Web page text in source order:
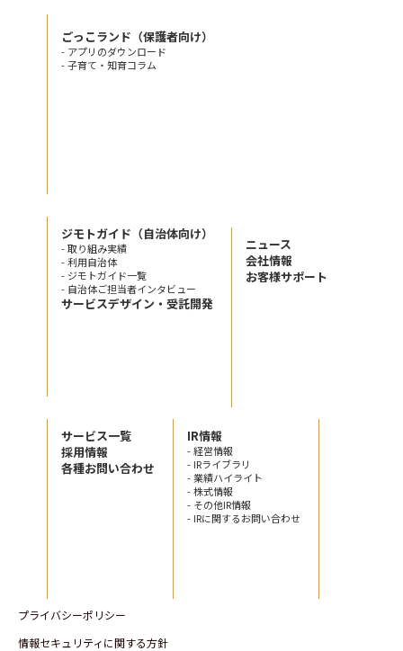
ごっこランド（保護者向け）
- アプリのダウンロード
- 子育て・知育コラム
ジモトガイド（自治体向け）
- 取り組み実績
- 利用自治体
- ジモトガイド一覧
- 自治体ご担当者インタビュー
サービスデザイン・受託開発
ニュース
会社情報
お客様サポート
サービス一覧
採用情報
各種お問い合わせ
IR情報
- 経営情報
- IRライブラリ
- 業績ハイライト
- 株式情報
- その他IR情報
- IRに関するお問い合わせ
プライバシーポリシー
情報セキュリティに関する方針